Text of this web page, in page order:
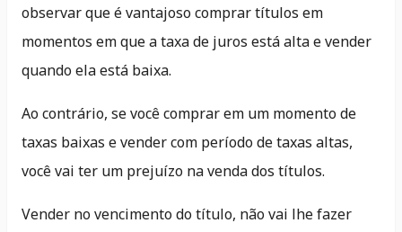
observar que é vantajoso comprar títulos em
momentos em que a taxa de juros está alta e vender
quando ela está baixa.
Ao contrário, se você comprar em um momento de
taxas baixas e vender com período de taxas altas,
você vai ter um prejuízo na venda dos títulos.
Vender no vencimento do título, não vai lhe fazer